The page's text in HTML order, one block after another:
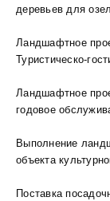
деревьев для
Ландшафтное
Туристическо-
Ландшафтное
годовое
Выполнение
объекта
Поставка